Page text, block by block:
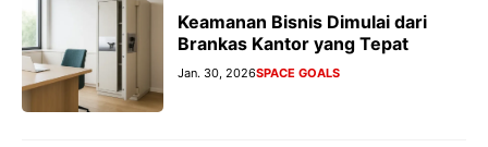
Keamanan Bisnis Dimulai dari
Brankas Kantor yang Tepat
Jan. 30, 2026SPACE GOALS